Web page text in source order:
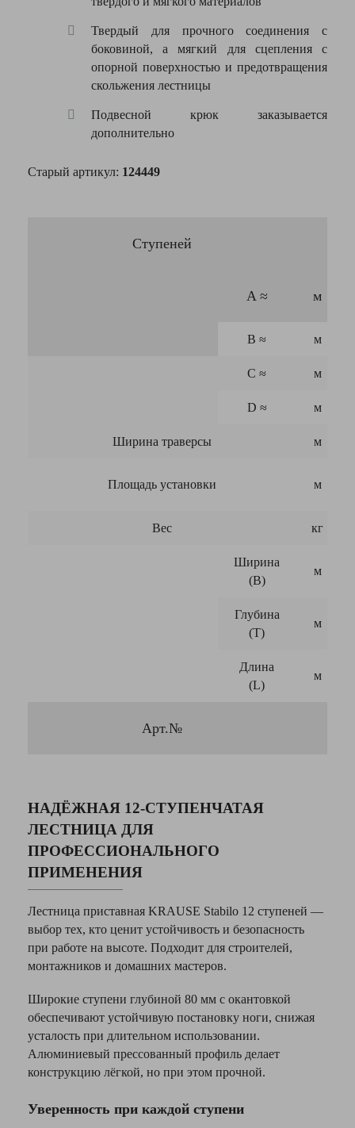
Твердый для прочного соединения с
боковиной, а мягкий для сцепления с
опорной поверхностью и предотвращения
скольжения лестницы
Подвесной крюк заказывается
дополнительно
Старый артикул: 124449
Ступеней
A≈ м
B ≈ м
C ≈ м
D ≈ м
Ширина траверсы м
Площадь установки м
Вес кг
Ширина
(B)
м
Глубина
(T)
м
Длина
(L)
м
Арт.№
НАДЁЖНАЯ 12-СТУПЕНЧАТАЯ
ЛЕСТНИЦА ДЛЯ
ПРОФЕССИОНАЛЬНОГО
ПРИМЕНЕНИЯ
Лестница приставная KRAUSE Stabilo 12 ступеней —
выбор тех, кто ценит устойчивость и безопасность
при работе на высоте. Подходит для строителей,
монтажников и домашних мастеров.
Широкие ступени глубиной 80 мм с окантовкой
обеспечивают устойчивую постановку ноги, снижая
усталость при длительном использовании.
Алюминиевый прессованный профиль делает
конструкцию лёгкой, но при этом прочной.
Уверенность при каждой ступени
Я согласен с